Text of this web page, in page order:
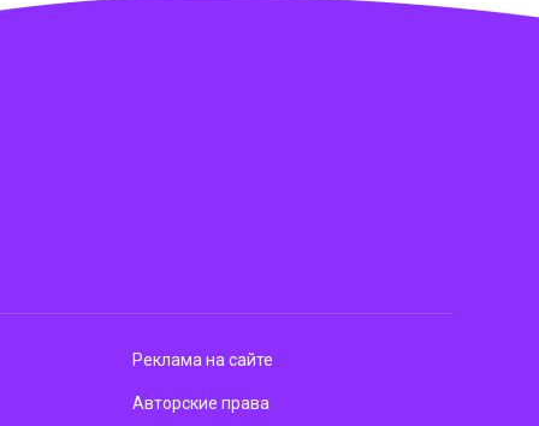
Реклама на сайте
Авторские права